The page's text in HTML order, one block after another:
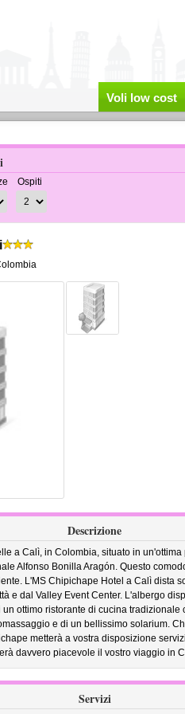
Voli low cost
Ospiti
Descrizione
a Calì, in Colombia, situato in
Alfonso Bonilla Aragón. Questo
L'MS Chipichape Hotel a Calì dista
e dal Valley Event Center. L'albergo
ottimo ristorante di cucina tradizionale
e di un bellissimo solarium.
metterà a vostra disposizione
davvero piacevole il vostro viaggio in
Servizi